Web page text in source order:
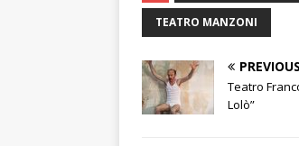
TEATRO MANZONI
PREVIOUS
Teatro
Lolò”